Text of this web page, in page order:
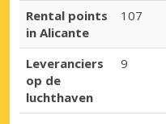
Rental points
in Alicante
107
Leveranciers
op de
luchthaven
9